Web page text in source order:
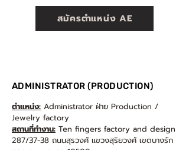
สมัครตำแหน่ง AE
ADMINISTRATOR (PRODUCTION)
ตำแหน่ง: Administrator ฝ่าย Production /
Jewelry factory
สถานที่ทำงาน: Ten fingers factory and design
287/37-38 ถนนสุรวงศ์ แขวงสุริยวงศ์ เขตบางรัก